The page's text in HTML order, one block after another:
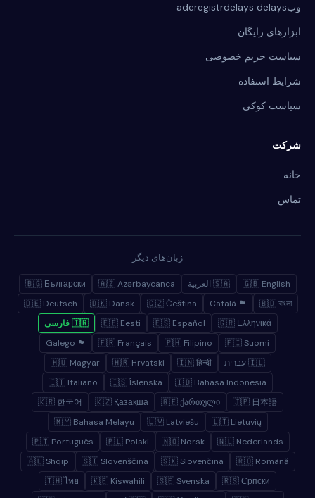
وبaderegistrdelays delays
ابزارهای رایگان
سیاست حریم خصوصی
شرایط استفاده
سیاست کوکی
شرکت
خانه
تماس
زبان‌های دیگر
🇬🇧 English 🇸🇦 العربية 🇦🇿 Azərbaycanca
🇧🇬 Български
🇧🇩 বাংলা
🏴 Català
🇨🇿 Čeština
🇩🇰 Dansk
🇩🇪 Deutsch
🇬🇷 Ελληνικά
🇪🇸 Español
🇪🇪 Eesti
🇮🇷 فارسی
🇫🇮 Suomi
🇵🇭 Filipino
🇫🇷 Français
🏴 Galego
🇮🇱 עברית
🇮🇳 हिन्दी
🇭🇷 Hrvatski
🇭🇺 Magyar
🇮🇩 Bahasa Indonesia
🇮🇸 Íslenska
🇮🇹 Italiano
🇯🇵 日本語
🇬🇪 ქართული
🇰🇿 Қазақша
🇰🇷 한국어
🇱🇹 Lietuvių
🇱🇻 Latviešu
🇲🇾 Bahasa Melayu
🇳🇱 Nederlands
🇳🇴 Norsk
🇵🇱 Polski
🇵🇹 Português
🇷🇴 Română
🇸🇰 Slovenčina
🇸🇮 Slovenščina
🇦🇱 Shqip
🇷🇸 Српски
🇸🇪 Svenska
🇰🇪 Kiswahili
🇹🇭 ไทย